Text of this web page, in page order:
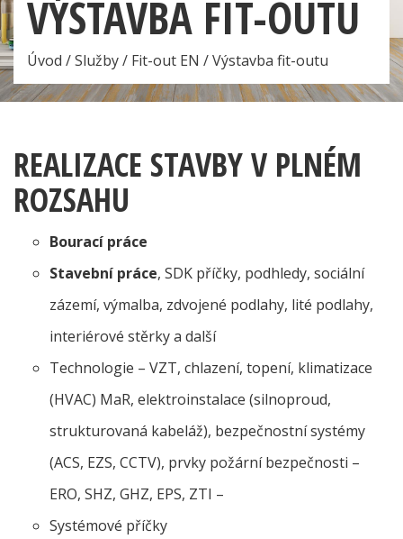
VÝSTAVBA FIT-OUTU
Úvod /Služby/ Fit-out EN /Výstavba fit-outu
REALIZACE STAVBY V PLNÉM
ROZSAHU
Bourací práce
Stavební práce, SDK příčky, podhledy, sociální
zázemí, výmalba, zdvojené podlahy, lité podlahy,
interiérové stěrky a další
Technologie – VZT, chlazení, topení, klimatizace
(HVAC) MaR, elektroinstalace (silnoproud,
strukturovaná kabeláž), bezpečnostní systémy
(ACS, EZS, CCTV), prvky požární bezpečnosti –
ERO, SHZ, GHZ, EPS, ZTI –
Systémové příčky